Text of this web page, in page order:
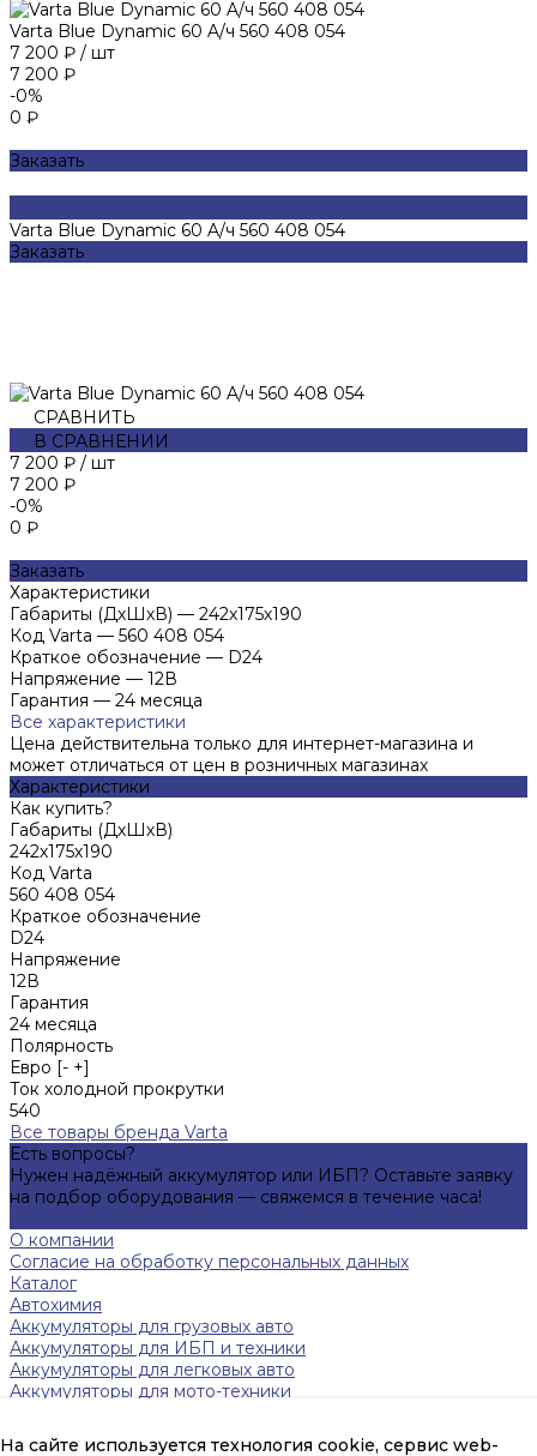
На сайте используется технология cookie, сервис web-
Varta Blue Dynamic 60 A/ч 560 408 054
7 200 ₽ / шт
7 200 ₽
-0%
0 ₽
Заказать
Varta Blue Dynamic 60 A/ч 560 408 054
Заказать
СРАВНИТЬ
В СРАВНЕНИИ
7 200 ₽ / шт
7 200 ₽
-0%
0 ₽
Заказать
Характеристики
Габариты (ДхШхВ) — 242х175х190
Код Varta — 560 408 054
Краткое обозначение — D24
Напряжение — 12В
Гарантия — 24 месяца
Все характеристики
Цена действительна только для интернет-магазина и
может отличаться от цен в розничных магазинах
Характеристики
Как купить?
Габариты (ДхШхВ)
242х175х190
Код Varta
560 408 054
Краткое обозначение
D24
Напряжение
12В
Гарантия
24 месяца
Полярность
Евро [- +]
Ток холодной прокрутки
540
Все товары бренда Varta
Есть вопросы?
Нужен надёжный аккумулятор или ИБП? Оставьте заявку
на подбор оборудования — свяжемся в течение часа!
О компании
Согласие на обработку персональных данных
Каталог
Автохимия
Аккумуляторы для грузовых авто
Аккумуляторы для ИБП и техники
Аккумуляторы для легковых авто
Аккумуляторы для мото-техники
Инверторы